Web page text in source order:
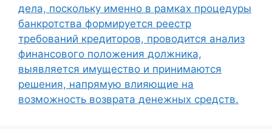
дела, поскольку именно в рамках процедуры
банкротства формируется реестр
требований кредиторов, проводится анализ
финансового положения должника,
выявляется имущество и принимаются
решения, напрямую влияющие на
возможность возврата денежных средств.